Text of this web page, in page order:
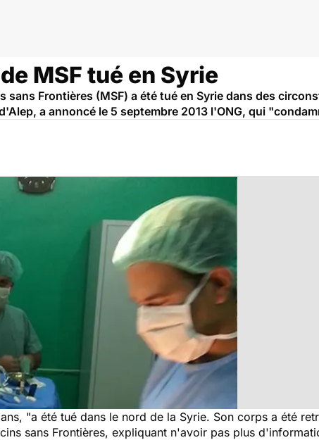
MSF tué en Syrie
sans Frontières (MSF) a été tué en Syrie dans des
a annoncé le 5 septembre 2013 l'ONG, qui
"a été tué dans le nord de la Syrie. Son corps a été
sans Frontières, expliquant n'avoir pas plus